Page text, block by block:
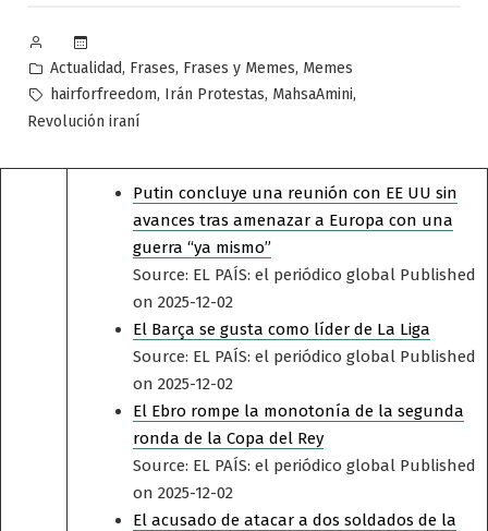
Publicado
por
Publicado
en
Actualidad, Frases, Frases y Memes, Memes
Etiquetas:
hairforfreedom, Irán Protestas, MahsaAmini,
Revolución iraní
Putin concluye una reunión con EE UU sin
avances tras amenazar a Europa con una
guerra “ya mismo”
Source: EL PAÍS: el periódico global Published
on 2025-12-02
El Barça se gusta como líder de La Liga
Source: EL PAÍS: el periódico global Published
on 2025-12-02
El Ebro rompe la monotonía de la segunda
ronda de la Copa del Rey
Source: EL PAÍS: el periódico global Published
on 2025-12-02
El acusado de atacar a dos soldados de la